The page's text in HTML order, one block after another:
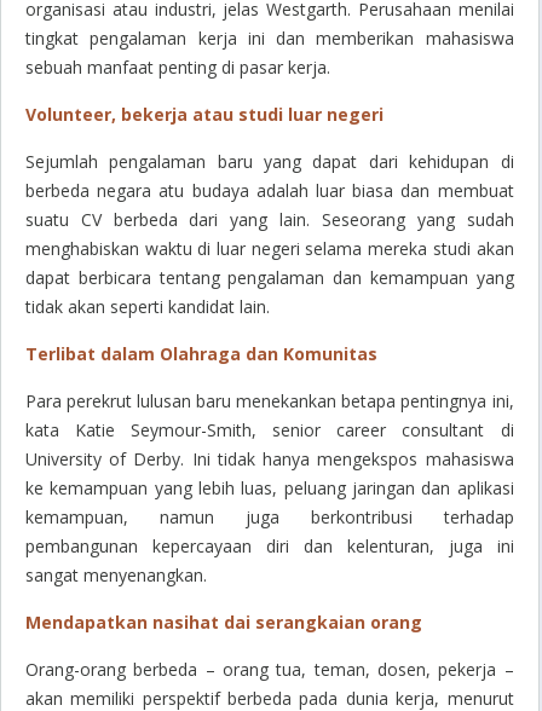
organisasi atau industri, jelas Westgarth. Perusahaan menilai
tingkat pengalaman kerja ini dan memberikan mahasiswa
sebuah manfaat penting di pasar kerja.
Volunteer, bekerja atau studi luar negeri
Sejumlah pengalaman baru yang dapat dari kehidupan di
berbeda negara atu budaya adalah luar biasa dan membuat
suatu CV berbeda dari yang lain. Seseorang yang sudah
menghabiskan waktu di luar negeri selama mereka studi akan
dapat berbicara tentang pengalaman dan kemampuan yang
tidak akan seperti kandidat lain.
Terlibat dalam Olahraga dan Komunitas
Para perekrut lulusan baru menekankan betapa pentingnya ini,
kata Katie Seymour-Smith, senior career consultant di
University of Derby. Ini tidak hanya mengekspos mahasiswa
ke kemampuan yang lebih luas, peluang jaringan dan aplikasi
kemampuan, namun juga berkontribusi terhadap
pembangunan kepercayaan diri dan kelenturan, juga ini
sangat menyenangkan.
Mendapatkan nasihat dai serangkaian orang
Orang-orang berbeda – orang tua, teman, dosen, pekerja –
akan memiliki perspektif berbeda pada dunia kerja, menurut